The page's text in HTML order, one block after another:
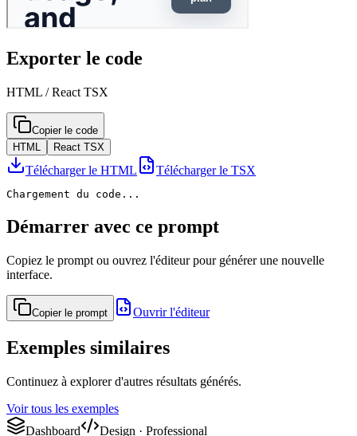
Exporter le code
HTML / React TSX
Copier le code
HTML
React TSX
Télécharger le HTML Télécharger le TSX
Chargement du code...
Démarrer avec ce prompt
Copiez le prompt ou ouvrez l'éditeur pour générer une nouvelle
interface.
Copier le prompt Ouvrir l'éditeur
Exemples similaires
Continuez à explorer d'autres résultats générés.
Voir tous les exemples
Dashboard
Design · Professional